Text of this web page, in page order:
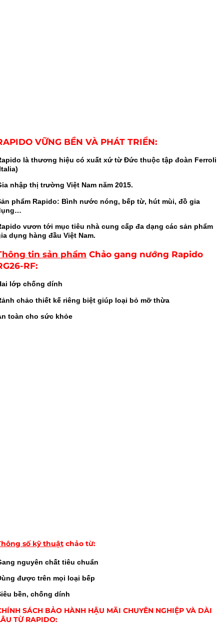
VỮNG BỀN VÀ PHÁT TRIỂN:
là thương hiệu có xuất xứ từ Đức thuộc tập đoàn Ferroli
nhập thị trường Việt Nam năm 2015.
phẩm Rapido: Bình nước nóng, bếp từ, hút mùi, đồ gia
vươn tới mục tiêu nhà cung cấp đa dạng các sản phẩm
dụng hàng đầu Việt Nam.
tin sản phẩm Chảo gang nướng Rapido
RF:
lớp chống dính
chảo thiết kế riêng biệt giúp loại bỏ mỡ thừa
toàn cho sức khỏe
số kỹ thuật chảo từ:
nguyên chất tiêu chuẩn
được trên mọi loại bếp
bền, chống dính
SÁCH BẢO HÀNH HẬU MÃI CHUYÊN NGHIỆP VÀ DÀI
TỪ RAPIDO: